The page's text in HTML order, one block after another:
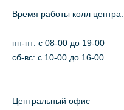
Время работы колл центра:
пн-пт: c 08-00 до 19-00
сб-вс: с 10-00 до 16-00
Центральный офис